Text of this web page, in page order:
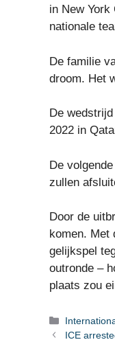
in New
nationale
De familie
droom. Het
De
2022 in
De
zullen
Door de
komen. Met
gelijkspel
outronde –
plaats zou
ICE